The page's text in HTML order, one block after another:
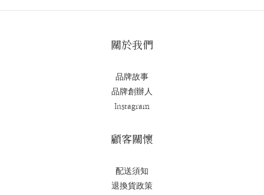
關於我們
品牌故事
品牌創辦人
Instagram
顧客關懷
配送須知
退換貨政策